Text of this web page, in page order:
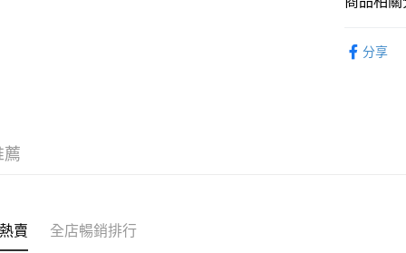
每筆
分享
薦
賣 全店暢銷排行